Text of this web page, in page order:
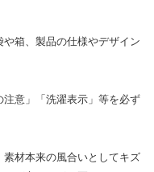
や箱、製品の仕様やデザイン
注意」「洗濯表示」等を必ず
素材本来の風合いとしてキズ